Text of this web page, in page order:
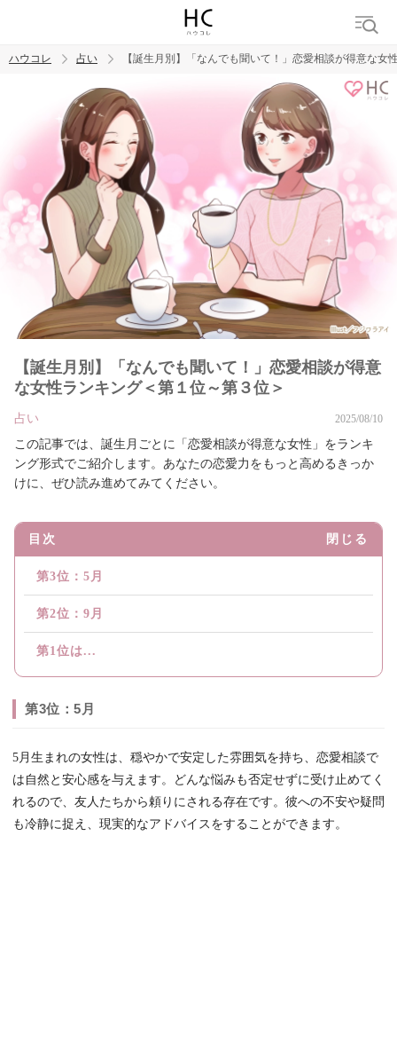
トレンド ワード
ハウコレ 占い 【誕生月別】「なんでも聞いて！」恋愛相談が得意な女
【誕生月別】「なんでも聞いて！」恋愛相談が得意
な女性ランキング＜第１位～第３位＞
占い 2025/08/10
この記事では、誕生月ごとに「恋愛相談が得意な女性」をランキ
ング形式でご紹介します。あなたの恋愛力をもっと高めるきっか
けに、ぜひ読み進めてみてください。
目次 閉じる
第3位：5月
第2位：9月
第1位は...
第3位：5月
5月生まれの女性は、穏やかで安定した雰囲気を持ち、恋愛相談で
は自然と安心感を与えます。どんな悩みも否定せずに受け止めてく
れるので、友人たちから頼りにされる存在です。彼への不安や疑問
も冷静に捉え、現実的なアドバイスをすることができます。